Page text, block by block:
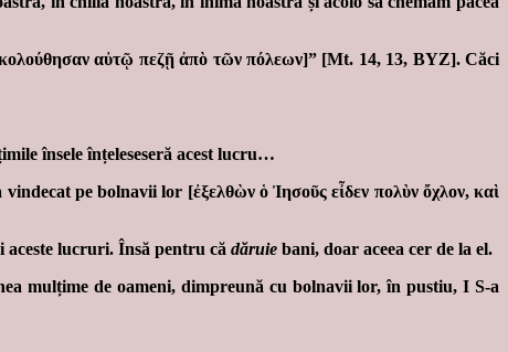
αὐτῷ πεζῇ ἀπὸ τῶν πόλεων]” [Mt. 14, 13, BYZ]. Căci
însele înțeleseseră acest lucru…
pe bolnavii lor [ἐξελθὼν ὁ Ἰησοῦς εἶδεν πολὺν ὄχλον, καὶ
aceste lucruri. Însă pentru că dăruie bani, doar aceea cer de la el.
mulțime de oameni, dimpreună cu bolnavii lor, în pustiu, I S-a